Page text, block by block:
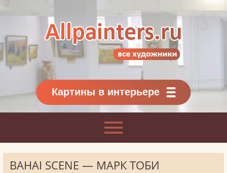
Картины классиков
и современников
Картины в интерьере
BAHAI SCENE — МАРК ТОБИ